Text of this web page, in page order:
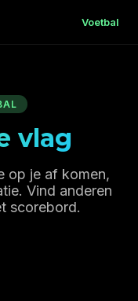
Voetbal
vlag
op je af komen,
Vind anderen
scorebord.